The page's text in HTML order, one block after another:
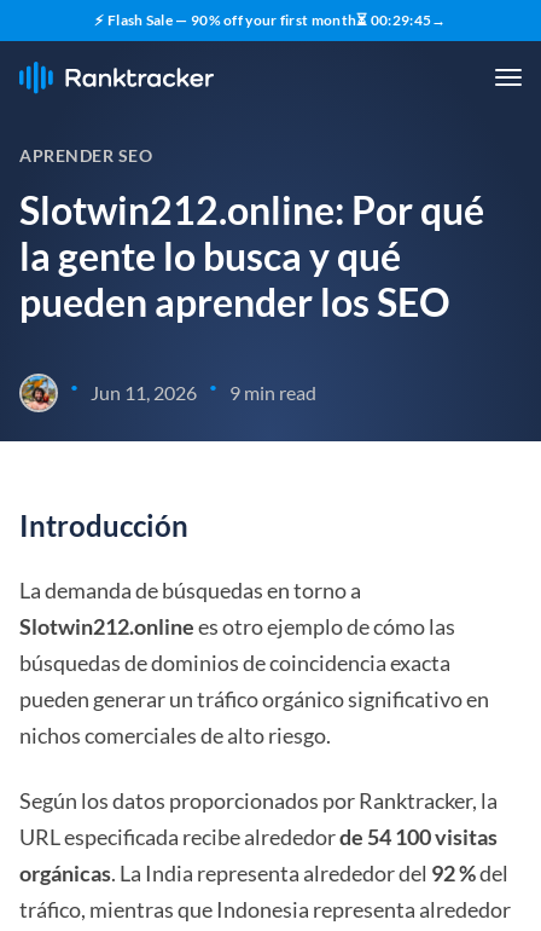
⚡ Flash Sale — 90% off your first month⏳ 00:29:44→
APRENDER SEO
Slotwin212.online: Por qué
la gente lo busca y qué
pueden aprender los SEO
• Jun 11, 2026 • 9 min read
Introducción
La demanda de búsquedas en torno a
Slotwin212.onlinees otro ejemplo de cómo las
búsquedas de dominios de coincidencia exacta
pueden generar un tráfico orgánico significativo en
nichos comerciales de alto riesgo.
Según los datos proporcionados por Ranktracker, la
URL especificada recibe alrededorde 54 100 visitas
orgánicas. La India representa alrededor del 92 %del
tráfico, mientras que Indonesia representa alrededor